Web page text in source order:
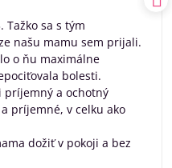
Tažko sa s tým
našu mamu sem prijali.
o ňu maximálne
bolesti.
príjemný a ochotný
príjemné, v celku ako
dožiť v pokoji a bez